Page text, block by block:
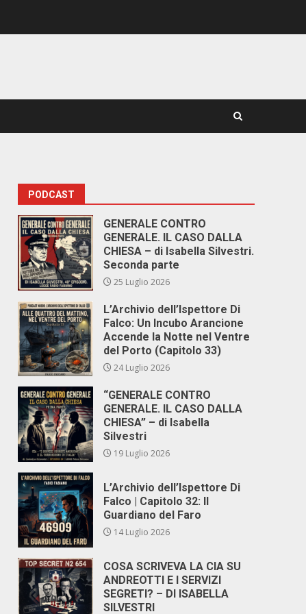
PODCAST
GENERALE CONTRO
GENERALE. IL CASO DALLA
CHIESA – di Isabella Silvestri.
Seconda parte
25 Luglio 2026
L’Archivio dell’Ispettore Di
Falco: Un Incubo Arancione
Accende la Notte nel Ventre
del Porto (Capitolo 33)
24 Luglio 2026
“GENERALE CONTRO
GENERALE. IL CASO DALLA
CHIESA” – di Isabella
Silvestri
19 Luglio 2026
L’Archivio dell’Ispettore Di
Falco | Capitolo 32: Il
Guardiano del Faro
14 Luglio 2026
COSA SCRIVEVA LA CIA SU
ANDREOTTI E I SERVIZI
SEGRETI? – DI ISABELLA
SILVESTRI